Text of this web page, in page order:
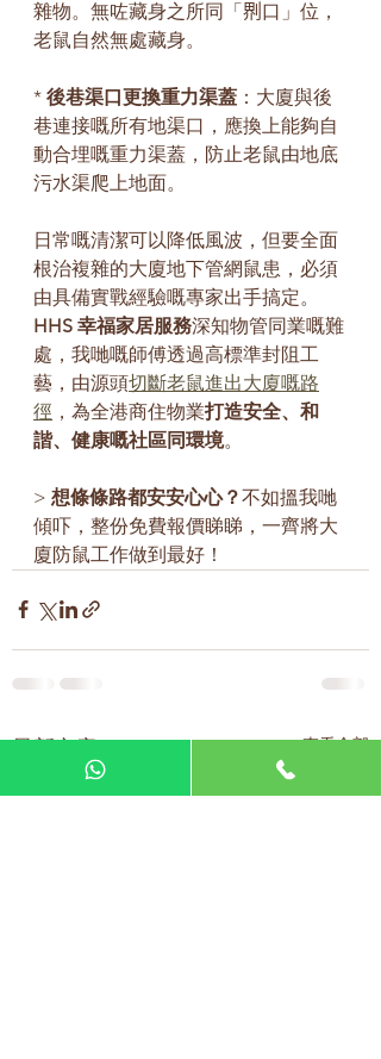
雜物。無咗藏身之所同「𠝹口」位，
老鼠自然無處藏身。
* 後巷渠口更換重力渠蓋 ：大廈與後
巷連接嘅所有地渠口，應換上能夠自
動合埋嘅重力渠蓋，防止老鼠由地底
污水渠爬上地面。
日常嘅清潔可以降低風波，但要全面
根治複雜的大廈地下管網鼠患，必須
由具備實戰經驗嘅專家出手搞定。
HHS 幸福家居服務深知物管同業嘅難
處，我哋嘅師傅透過高標準封阻工
藝，由源頭切斷老鼠進出大廈嘅路
徑 ，為全港商住物業打造安全、和
諧、健康嘅社區同環境。
> 想條條路都安安心心？不如搵我哋
傾吓，整份免費報價睇睇，一齊將大
廈防鼠工作做到最好！
最新文章 查看全部